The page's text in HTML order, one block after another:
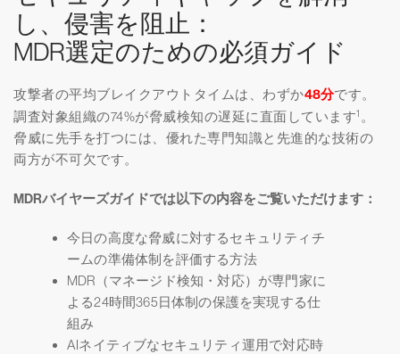
し、侵害を阻止：
MDR選定のための必須ガイド
攻撃者の平均ブレイクアウトタイムは、わずか48分です。
調査対象組織の74%が脅威検知の遅延に直面しています1 。
脅威に先手を打つには、優れた専門知識と先進的な技術の
両方が不可欠です。
MDRバイヤーズガイドでは以下の内容をご覧いただけます：
今日の高度な脅威に対するセキュリティチ
ームの準備体制を評価する方法
MDR（マネージド検知・対応）が専門家に
よる24時間365日体制の保護を実現する仕
組み
AIネイティブなセキュリティ運用で対応時